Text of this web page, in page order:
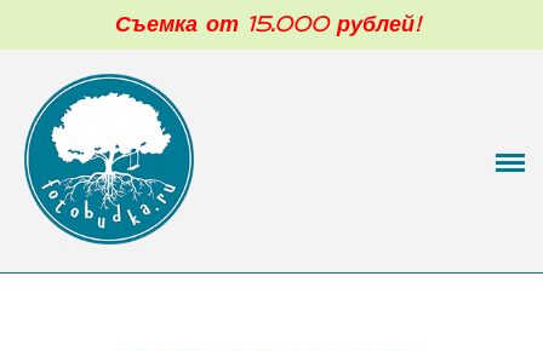
Съемка от 15.000 рублей!
Фотограф новорожденных в Москве
Обо мне
Портфолио
Малыши 3-12 мес